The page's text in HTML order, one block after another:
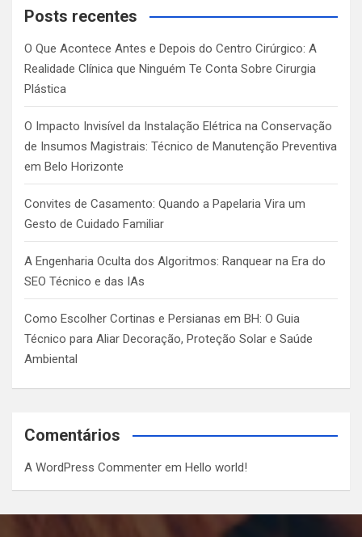
c
Posts recentes
O Que Acontece Antes e Depois do Centro Cirúrgico: A
Realidade Clínica que Ninguém Te Conta Sobre Cirurgia
Plástica
O Impacto Invisível da Instalação Elétrica na Conservação
de Insumos Magistrais: Técnico de Manutenção Preventiva
em Belo Horizonte
Convites de Casamento: Quando a Papelaria Vira um
Gesto de Cuidado Familiar
A Engenharia Oculta dos Algoritmos: Ranquear na Era do
SEO Técnico e das IAs
Como Escolher Cortinas e Persianas em BH: O Guia
Técnico para Aliar Decoração, Proteção Solar e Saúde
Ambiental
Comentários
A WordPress Commenter em Hello world!